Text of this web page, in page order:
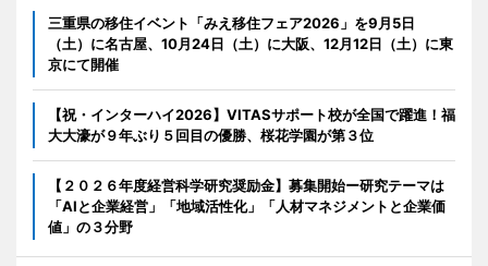
三重県の移住イベント「みえ移住フェア2026」を9月5日
（土）に名古屋、10月24日（土）に大阪、12月12日（土）に東
京にて開催
【祝・インターハイ2026】VITASサポート校が全国で躍進！福
大大濠が９年ぶり５回目の優勝、桜花学園が第３位
【２０２６年度経営科学研究奨励金】募集開始ー研究テーマは
「AIと企業経営」「地域活性化」「人材マネジメントと企業価
値」の３分野